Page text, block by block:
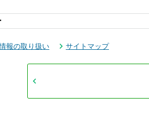
報の取り扱い サイトマップ